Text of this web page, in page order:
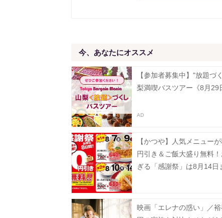
今、あなたにオススメ
【参加者募集中】"放題づ
梨満喫バスツアー《8月29
【かつや】人気メニュー
円引き＆ご飯大盛り無料
ぎる「感謝祭」は8月14日
映画「エレナの惑い」／